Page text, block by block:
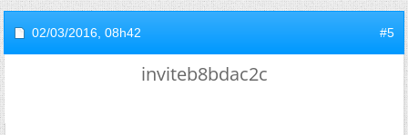
02/03/2016, 08h42 #5
inviteb8bdac2c